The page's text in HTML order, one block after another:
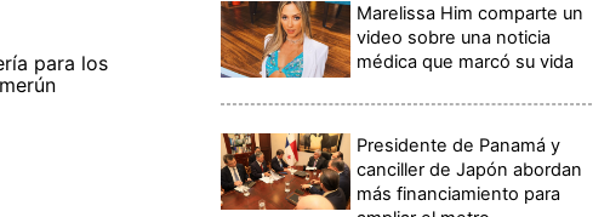
para los
Marelissa Him comparte un
video sobre una noticia
médica que marcó su vida
Presidente de Panamá y
canciller de Japón abordan
más financiamiento para